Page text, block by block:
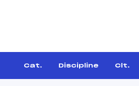
Cat. Discipline Clt.